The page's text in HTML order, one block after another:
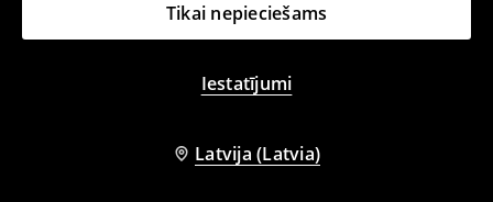
Tikai nepieciešams
Iestatījumi
Latvija (Latvia)